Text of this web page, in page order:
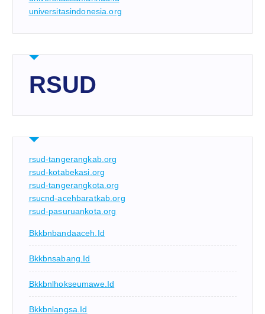
universitasindonesia.org
RSUD
rsud-tangerangkab.org
rsud-kotabekasi.org
rsud-tangerangkota.org
rsucnd-acehbaratkab.org
rsud-pasuruankota.org
Bkkbnbandaaceh.id
Bkkbnsabang.id
Bkkbnlhokseumawe.id
Bkkbnlangsa.id